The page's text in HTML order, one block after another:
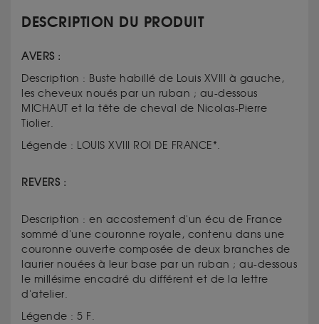
DESCRIPTION DU PRODUIT
AVERS :
Description : Buste habillé de Louis XVIII à gauche,
les cheveux noués par un ruban ; au-dessous
MICHAUT et la tête de cheval de Nicolas-Pierre
Tiolier.
Légende : LOUIS XVIII ROI DE FRANCE*.
REVERS :
Description : en accostement d'un écu de France
sommé d'une couronne royale, contenu dans une
couronne ouverte composée de deux branches de
laurier nouées à leur base par un ruban ; au-dessous
le millésime encadré du différent et de la lettre
d'atelier.
Légende : 5 F.